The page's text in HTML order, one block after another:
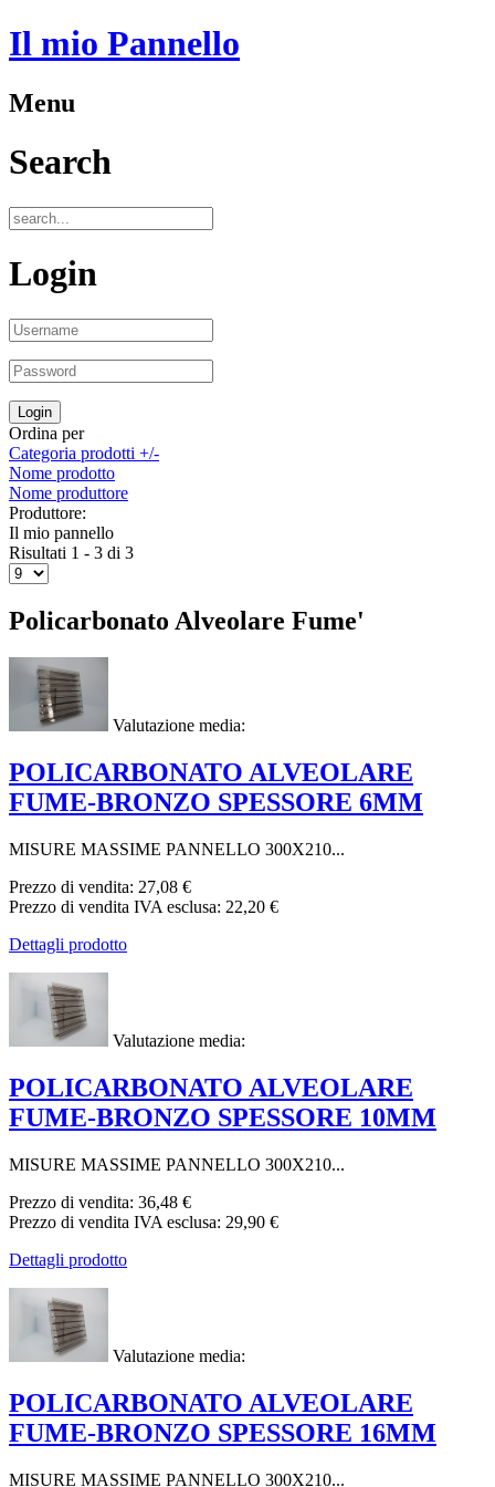
Il mio Pannello
Menu
Search
Login
Ordina per
Categoria prodotti +/-
Nome prodotto
Nome produttore
Produttore:
Il mio pannello
Risultati 1 - 3 di 3
Policarbonato Alveolare Fume'
Valutazione media:
POLICARBONATO ALVEOLARE
FUME-BRONZO SPESSORE 6MM
MISURE MASSIME PANNELLO 300X210...
Prezzo di vendita: 27,08 €
Prezzo di vendita IVA esclusa: 22,20 €
Dettagli prodotto
Valutazione media:
POLICARBONATO ALVEOLARE
FUME-BRONZO SPESSORE 10MM
MISURE MASSIME PANNELLO 300X210...
Prezzo di vendita: 36,48 €
Prezzo di vendita IVA esclusa: 29,90 €
Dettagli prodotto
Valutazione media:
POLICARBONATO ALVEOLARE
FUME-BRONZO SPESSORE 16MM
MISURE MASSIME PANNELLO 300X210...